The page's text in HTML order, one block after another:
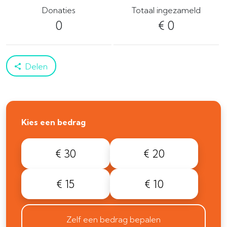
Donaties
0
Totaal ingezameld
€ 0
Delen
Kies een bedrag
€ 30 € 20
€ 15 € 10
Zelf een bedrag bepalen